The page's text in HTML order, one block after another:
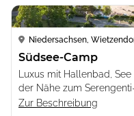
Niedersachsen,
Südsee-Camp
Luxus mit Hallenbad,
der Nähe zum
Park
Zur Beschreibung